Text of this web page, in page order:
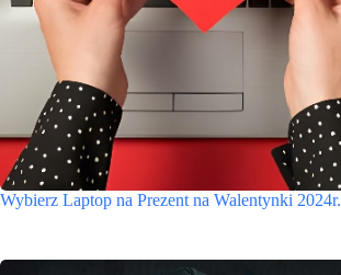
Wybierz Laptop na Prezent na Walentynki 2024r.